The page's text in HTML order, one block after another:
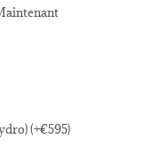
(+€595)